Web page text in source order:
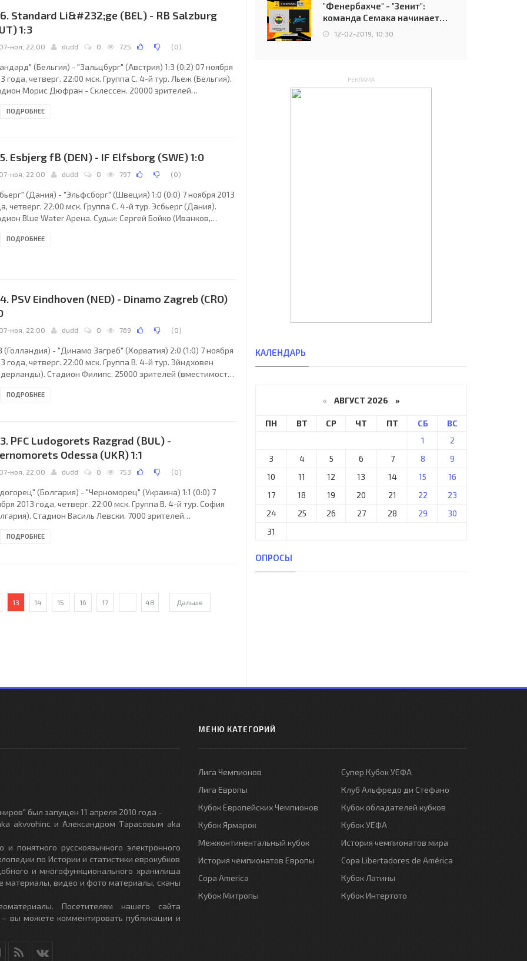
Вилер, Аргус,
Standard Li&#232;ge (BEL) - RB Salzburg
1:3
07-ноя, 22:00 dudd 0 725 (0)
(Бельгия) - "Зальцбург" (Австрия) 1:3 (0:2) 07 ноября
года, четверг. 22:00 мск. Группа C. 4-й тур. Льеж (Бельгия).
Морис Дюфран - Склессен. 20000 зрителей
Олег Целовальников (Россия), Дмитрий Мосякин
Сиссе, 75), Вильям Венкер,
ПОДРОБНЕЕ
Esbjerg fB (DEN) - IF Elfsborg (SWE) 1:0
07-ноя, 22:00 dudd 0 797 (0)
(Дания) - "Эльфсборг" (Швеция) 1:0 (0:0) 7 ноября 2013
четверг. 22:00 мск. Группа C. 4-й тур. Эсбьерг (Дания).
Blue Water Арена. Судьи: Сергей Бойко (Иванков,
Володин (Украина). Резервный: Александр Войтюк
ПОДРОБНЕЕ
PSV Eindhoven (NED) - Dinamo Zagreb (CRO)
07-ноя, 22:00 dudd 0 769 (0)
(Голландия) - "Динамо Загреб" (Хорватия) 2:0 (1:0) 7 ноября
года, четверг. 22:00 мск. Группа B. 4-й тур. Эйндховен
Стадион Филипс. 25000 зрителей (вместимость -
(Румыния), Овидиу Артене (Румыния). Резервный:
Лусиано Нарсингх
ПОДРОБНЕЕ
PFC Ludogorets Razgrad (BUL) -
Odessa (UKR) 1:1
07-ноя, 22:00 dudd 0 753 (0)
(Болгария) - "Черноморец" (Украина) 1:1 (0:0) 7
2013 года, четверг. 22:00 мск. Группа B. 4-й тур. София
Стадион Василь Левски. 7000 зрителей
Даниэль Густавссон (Швеция), Йоаким Флинк
ПОДРОБНЕЕ
13 14 15 16 17 48 Дальше
"Фенербахче" - "Зенит":
команда Семака начинает
путь в плей-офф Лиги
12-02-2019, 10:30
РЕКЛАМА
КАЛЕНДАРЬ
« АВГУСТ 2026 »
ПН ВТ СР ЧТ ПТ СБ
ВС
1
2
3
4 5 6 7 8
9
10
11 12 13 14 15
16
17
18 19 20 21 22
23
24
25 26 27 28 29
30
31
ОПРОСЫ
был запущен 11 апреля 2010 года -
akvvohinc и Александром Тарасовым aka
понятного русскоязычного электронного
по Истории и статистики еврокубков
и многофункционального хранилища
материалы, видео и фото материалы, сканы
Посетителям нашего сайта
вы можете комментировать публикации и
МЕНЮ КАТЕГОРИЙ
Лига Чемпионов
Лига Европы
Кубок Европейских Чемпионов
Кубок Ярмарок
Межконтинентальный кубок
История чемпионатов Европы
Copa America
Кубок Митропы
Супер Кубок УЕФА
Клуб Альфредо ди Стефано
Кубок обладателей кубков
Кубок УЕФА
История чемпионатов мира
Copa Libertadores de América
Кубок Латины
Кубок Интертото